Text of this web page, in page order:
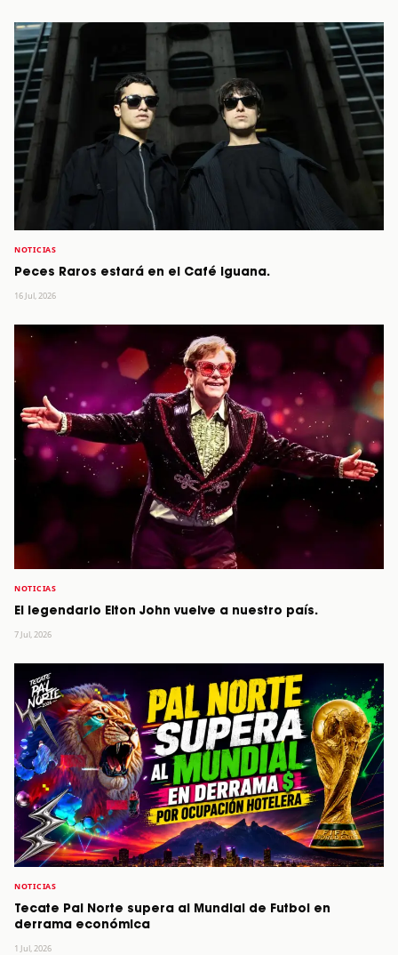
NOTICIAS
Peces Raros estará en el Café Iguana.
16 Jul, 2026
NOTICIAS
El legendario Elton John vuelve a nuestro país.
7 Jul, 2026
NOTICIAS
Tecate Pal Norte supera al Mundial de Futbol en
derrama económica
1 Jul, 2026